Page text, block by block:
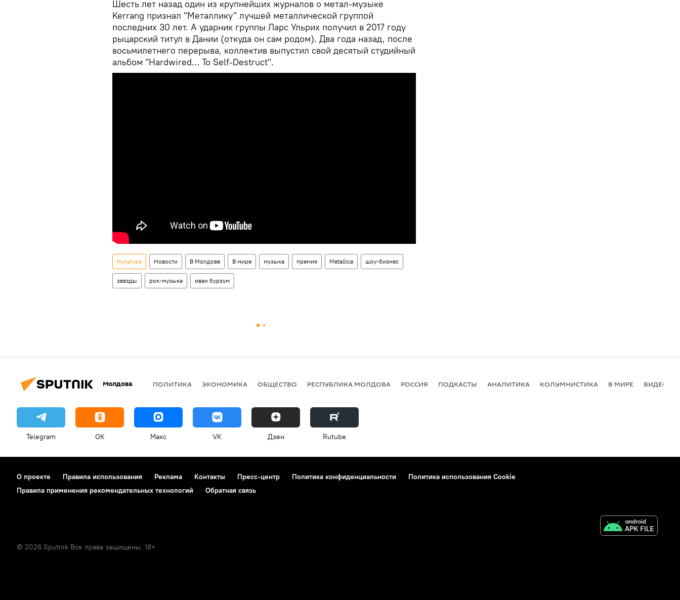
Шесть лет назад один из крупнейших журналов о метал-музыке
Kerrang признал "Металлику" лучшей металлической группой
последних 30 лет. А ударник группы Ларс Ульрих получил в 2017 году
рыцарский титул в Дании (откуда он сам родом). Два года назад, после
восьмилетнего перерыва, коллектив выпустил свой десятый студийный
альбом "Hardwired… To Self-Destruct".
Культура Новости В Молдове В мире музыка премия Metallica шоу-бизнес
звезды рок-музыка иван бурзум
Молдова ПОЛИТИКА ЭКОНОМИКА ОБЩЕСТВО РЕСПУБЛИКА МОЛДОВА РОССИЯ ПОДКАСТЫ АНАЛИТИКА КОЛУМНИСТИКА В МИРЕ ВИДЕО
Telegram OK Макс VK Дзен Rutube
О проекте Правила использования Реклама Контакты Пресс-центр Политика конфиденциальности
Политика использования Cookie
Правила применения рекомендательных технологий
Обратная связь
© 2026 Sputnik Все права защищены. 18+